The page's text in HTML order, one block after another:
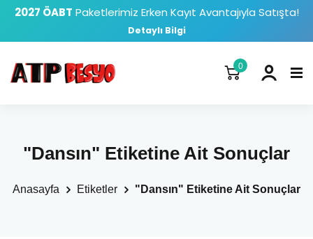
2027 ÖABT Paketlerimiz Erken Kayıt Avantajıyla Satışta!
Detaylı Bilgi
0
"Dansın" Etiketine Ait Sonuçlar
Anasayfa Etiketler "Dansın" Etiketine Ait Sonuçlar